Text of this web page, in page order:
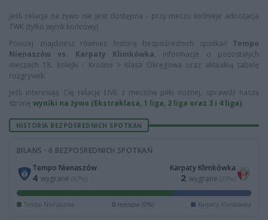
Jeśli relacja na żywo nie jest dostępna - przy meczu widnieje adnotacja
TWK (tylko wynik końcowy)
Poniżej znajdziesz również historę bezpośrednich spotkań Tempo
Nienaszów vs. Karpaty Klimkówka, informacje o pozostałych
meczach 18. kolejki - Krosno > Klasa Okręgowa oraz aktualną tabelę
rozgrywek.
Jeśli interesują Cię relacje LIVE z meczów piłki nożnej, sprawdź naszą
stronę wyniki na żywo (Ekstraklasa, 1 liga, 2 liga oraz 3 i 4 liga).
HISTORIA BEZPOŚREDNICH SPOTKAŃ
BILANS · 6 BEZPOŚREDNICH SPOTKAŃ
Tempo Nienaszów
4 wygrane (67%)
Karpaty Klimkówka
2 wygrane (33%)
Tempo Nienaszów 0remisów (0%) Karpaty Klimkówka